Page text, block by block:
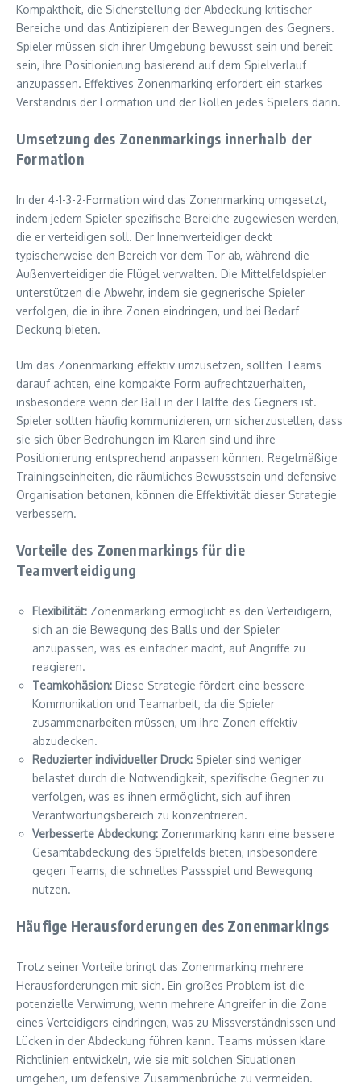
Kompaktheit, die Sicherstellung der Abdeckung kritischer
Bereiche und das Antizipieren der Bewegungen des Gegners.
Spieler müssen sich ihrer Umgebung bewusst sein und bereit
sein, ihre Positionierung basierend auf dem Spielverlauf
anzupassen. Effektives Zonenmarking erfordert ein starkes
Verständnis der Formation und der Rollen jedes Spielers darin.
Umsetzung des Zonenmarkings innerhalb der
Formation
In der 4-1-3-2-Formation wird das Zonenmarking umgesetzt,
indem jedem Spieler spezifische Bereiche zugewiesen werden,
die er verteidigen soll. Der Innenverteidiger deckt
typischerweise den Bereich vor dem Tor ab, während die
Außenverteidiger die Flügel verwalten. Die Mittelfeldspieler
unterstützen die Abwehr, indem sie gegnerische Spieler
verfolgen, die in ihre Zonen eindringen, und bei Bedarf
Deckung bieten.
Um das Zonenmarking effektiv umzusetzen, sollten Teams
darauf achten, eine kompakte Form aufrechtzuerhalten,
insbesondere wenn der Ball in der Hälfte des Gegners ist.
Spieler sollten häufig kommunizieren, um sicherzustellen, dass
sie sich über Bedrohungen im Klaren sind und ihre
Positionierung entsprechend anpassen können. Regelmäßige
Trainingseinheiten, die räumliches Bewusstsein und defensive
Organisation betonen, können die Effektivität dieser Strategie
verbessern.
Vorteile des Zonenmarkings für die
Teamverteidigung
Flexibilität: Zonenmarking ermöglicht es den Verteidigern,
sich an die Bewegung des Balls und der Spieler
anzupassen, was es einfacher macht, auf Angriffe zu
reagieren.
Teamkohäsion: Diese Strategie fördert eine bessere
Kommunikation und Teamarbeit, da die Spieler
zusammenarbeiten müssen, um ihre Zonen effektiv
abzudecken.
Reduzierter individueller Druck: Spieler sind weniger
belastet durch die Notwendigkeit, spezifische Gegner zu
verfolgen, was es ihnen ermöglicht, sich auf ihren
Verantwortungsbereich zu konzentrieren.
Verbesserte Abdeckung: Zonenmarking kann eine bessere
Gesamtabdeckung des Spielfelds bieten, insbesondere
gegen Teams, die schnelles Passspiel und Bewegung
nutzen.
Häufige Herausforderungen des Zonenmarkings
Trotz seiner Vorteile bringt das Zonenmarking mehrere
Herausforderungen mit sich. Ein großes Problem ist die
potenzielle Verwirrung, wenn mehrere Angreifer in die Zone
eines Verteidigers eindringen, was zu Missverständnissen und
Lücken in der Abdeckung führen kann. Teams müssen klare
Richtlinien entwickeln, wie sie mit solchen Situationen
umgehen, um defensive Zusammenbrüche zu vermeiden.